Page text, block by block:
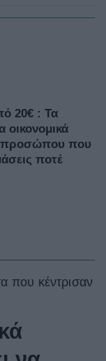
20€ : Τα
οικονομικά
προσώπου που
ποτέ
που κέντρισαν